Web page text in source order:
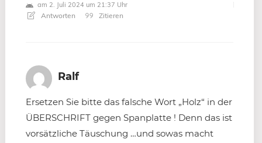
am 2. Juli 2024 um 21:37 Uhr
Antworten Zitieren
Ralf
Ersetzen Sie bitte das falsche Wort „Holz“ in der
ÜBERSCHRIFT gegen Spanplatte ! Denn das ist
vorsätzliche Täuschung …und sowas macht